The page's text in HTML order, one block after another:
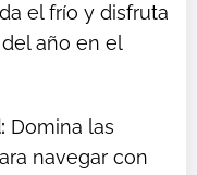
el frío y disfruta
año en el
Domina las
navegar con